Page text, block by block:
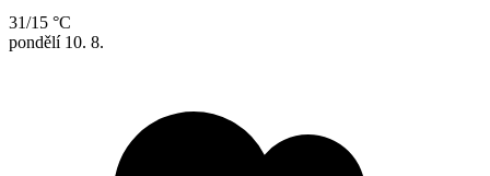
31/15 °C
pondělí 10. 8.